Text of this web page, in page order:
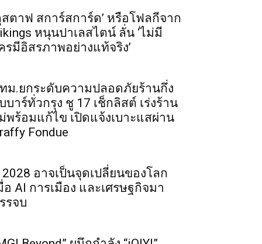
สตาฟ สการ์สการ์ด’ หรือโฟลกีจาก
หนุนปาเลสไตน์ ลั่น ‘ไม่มี
รมีอิสรภาพอย่างแท้จริง’
ม.ยกระดับความปลอดภัยร้านกึ่ง
บาร์ทั่วกรุง ชู 17 เช็กลิสต์ เร่งร้าน
พร้อมแก้ไข เปิดแจ้งเบาะแสผ่าน
Fondue
อาจเป็นจุดเปลี่ยนของโลก
อ AI การเมือง และเศรษฐกิจมา
รจบ